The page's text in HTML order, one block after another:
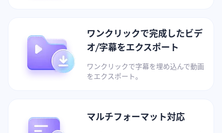
ワンクリックで完成したビデ
オ/字幕をエクスポート
ワンクリックで字幕を埋め込んで動画
をエクスポート。
マルチフォーマット対応